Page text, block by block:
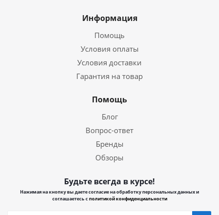
Информация
Помощь
Условия оплаты
Условия доставки
Гарантия на товар
Помощь
Блог
Вопрос-ответ
Бренды
Обзоры
Будьте всегда в курсе!
Нажимая на кнопку вы даете согласие на обработку персональных данных и
соглашаетесь сполитикой конфиденциальности